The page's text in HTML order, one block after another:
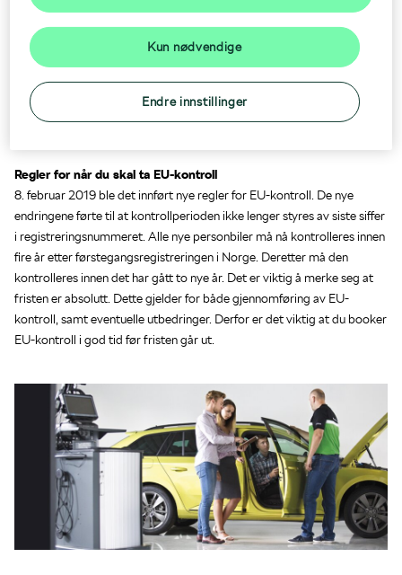
Nøkkelautomat
Når skal bilen på EU-kontroll?
Sjekk fristen for EU-
Regler for når du skal ta EU-kontroll
8. februar 2019 ble det innført nye regler for EU-kontroll. De nye
endringene førte til at kontrollperioden ikke lenger styres av siste siffer
i registreringsnummeret. Alle nye personbiler må nå kontrolleres innen
fire år etter førstegangsregistreringen i Norge. Deretter må den
kontrolleres innen det har gått to nye år. Det er viktig å merke seg at
fristen er absolutt. Dette gjelder for både gjennomføring av EU-
kontroll, samt eventuelle utbedringer. Derfor er det viktig at du booker
EU-kontroll i god tid før fristen går ut.
Endre innstillinger
Kun nødvendige